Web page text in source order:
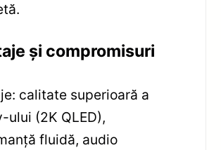
și compromisuri
calitate superioară a
ului (2K QLED),
fluidă, audio